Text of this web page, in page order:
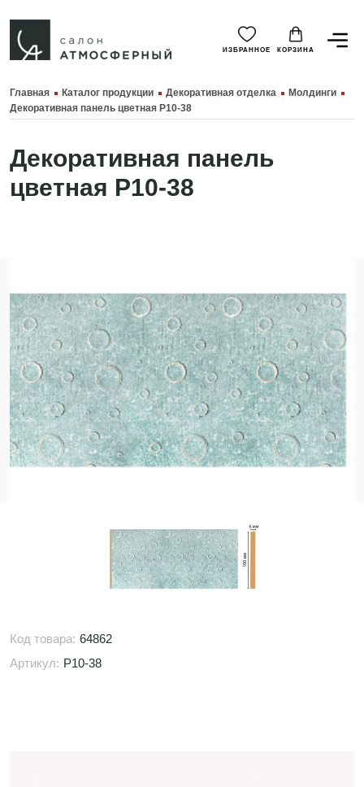
ИЗБРАННОЕ КОРЗИНА
Главная Каталог продукции Декоративная отделка
Молдинги
Декоративная панель цветная P10-38
Декоративная панель
цветная P10-38
Код товара: 64862
Артикул: P10-38